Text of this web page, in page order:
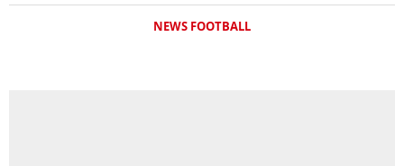
NEWS FOOTBALL